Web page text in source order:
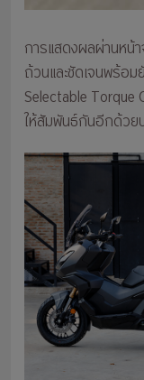
การแสดงผลผ่านหน้
ถ้วนและชัดเจนพร้อ
Selectable Torque
ให้สัมพันธ์กันอีกด้วย